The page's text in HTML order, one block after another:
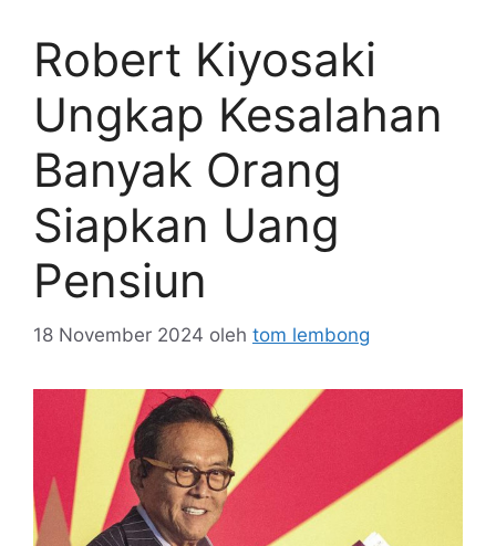
Robert Kiyosaki
Ungkap Kesalahan
Banyak Orang
Siapkan Uang
Pensiun
18 November 2024 oleh tom lembong